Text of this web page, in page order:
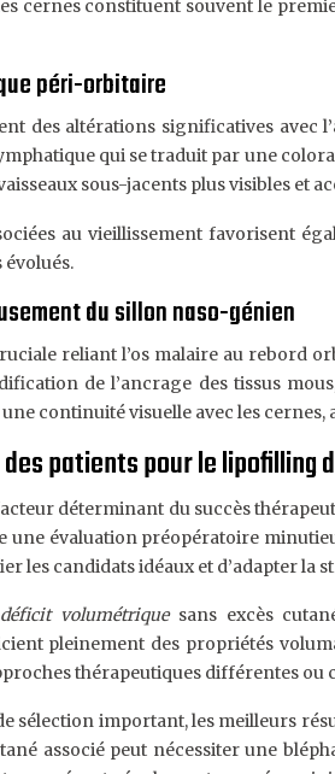
cernes constituent souvent le
péri-orbitaire
des altérations significatives
qui se traduit par une
sous-jacents plus visibles et
au vieillissement favorisent
du sillon naso-génien
reliant l’os malaire au rebord
de l’ancrage des tissus
continuité visuelle avec les
patients pour le lipofilling
déterminant du succès
une évaluation préopératoire
les candidats idéaux et d’adapter la
déficit volumétrique sans excès
pleinement des propriétés
thérapeutiques différentes ou
sélection important, les meilleurs
associé peut nécessiter une